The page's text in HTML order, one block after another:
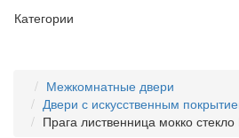
Категории
Межкомнатные двери
Двери с искусственным
Прага лиственница мокко